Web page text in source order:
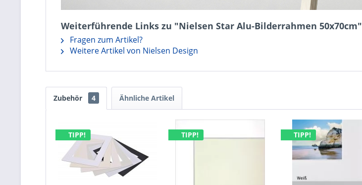
Weiterführende Links zu "Nielsen Star Alu-Bilderrahmen 50x70cm"
Fragen zum Artikel?
Weitere Artikel von Nielsen Design
Zubehör 4 Ähnliche Artikel
TIPP! TIPP! TIPP!